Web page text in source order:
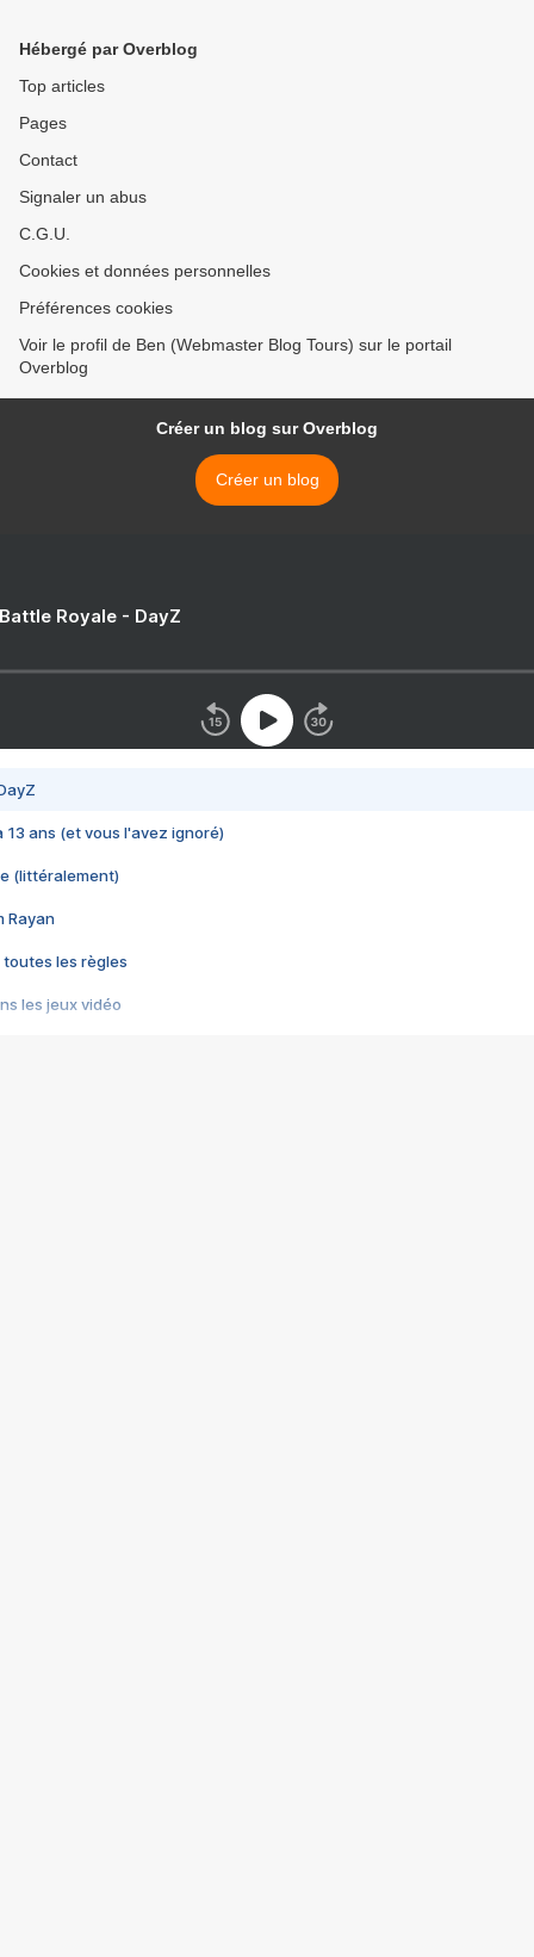
Hébergé par Overblog
Top articles
Pages
Contact
Signaler un abus
C.G.U.
Cookies et données personnelles
Préférences cookies
Voir le profil de Ben (Webmaster Blog Tours) sur le portail
Overblog
Créer un blog sur Overblog
Créer un blog
Royale - DayZ
13 ans (et vous l'avez ignoré)
(littéralement)
Rayan
toutes les règles
les jeux vidéo